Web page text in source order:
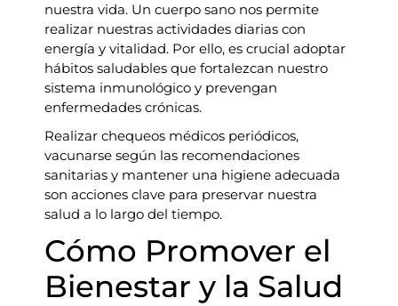
nuestra vida. Un cuerpo sano nos permite
realizar nuestras actividades diarias con
energía y vitalidad. Por ello, es crucial adoptar
hábitos saludables que fortalezcan nuestro
sistema inmunológico y prevengan
enfermedades crónicas.
Realizar chequeos médicos periódicos,
vacunarse según las recomendaciones
sanitarias y mantener una higiene adecuada
son acciones clave para preservar nuestra
salud a lo largo del tiempo.
Cómo Promover el
Bienestar y la Salud